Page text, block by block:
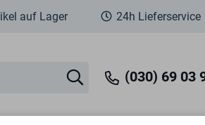
auf Lager 24h Lieferservice
(030) 69 03